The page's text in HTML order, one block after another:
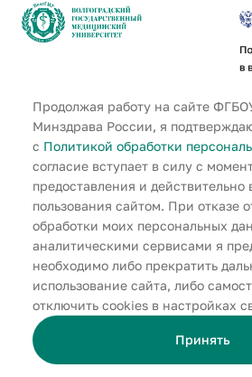
Продолжая работу на сайте
Минздрава России, я
с Политикой обработки
согласие вступает в силу с
предоставления и действительно
пользования сайтом. При отказе
обработки моих персональных
аналитическими сервисами я
необходимо либо прекратить
использование сайта, либо
отключить cookies в настройках
Принять
Адрес
г. Волгоград, площадь Павших
Борцов, зд. 1
Телефон
Электронная почта
priem@volgmed.ru
Пользовательское соглашение
Политика по обработке персональных
Политика конфиденциальности
Помощь